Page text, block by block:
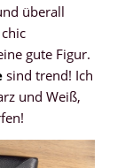
überall
gute Figur.
sind trend! Ich
und Weiß,